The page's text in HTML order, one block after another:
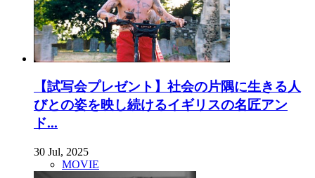
【試写会プレゼント】社会の片隅に生きる人
びとの姿を映し続けるイギリスの名匠アン
ド...
30 Jul, 2025
MOVIE